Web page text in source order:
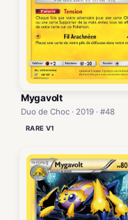
Mygavolt
Duo de Choc · 2019 · #48
RARE V1